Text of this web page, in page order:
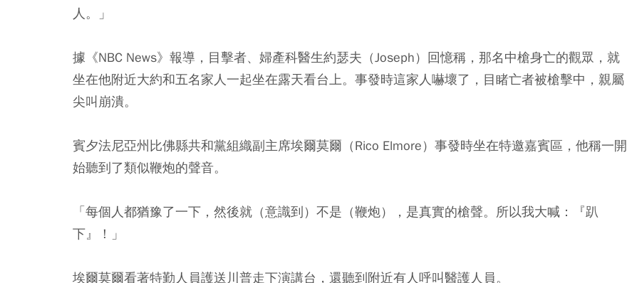
人。」
據《NBC News》報導，目擊者、婦產科醫生約瑟夫（Joseph）回憶稱，那名中槍身亡的觀眾，就
坐在他附近大約和五名家人一起坐在露天看台上。事發時這家人嚇壞了，目睹亡者被槍擊中，親屬
尖叫崩潰。
賓夕法尼亞州比佛縣共和黨組織副主席埃爾莫爾（Rico Elmore）事發時坐在特邀嘉賓區，他稱一開
始聽到了類似鞭炮的聲音。
「每個人都猶豫了一下，然後就（意識到）不是（鞭炮），是真實的槍聲。所以我大喊：『趴
下』！」
埃爾莫爾看著特勤人員護送川普走下演講台，還聽到附近有人呼叫醫護人員。